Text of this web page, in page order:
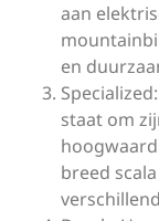
aan
en
staat om
breed